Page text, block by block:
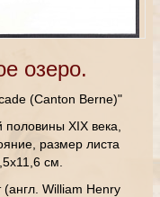
озеро.
(Canton Berne)"
XIX века,
размер листа
см.
(англ. William Henry